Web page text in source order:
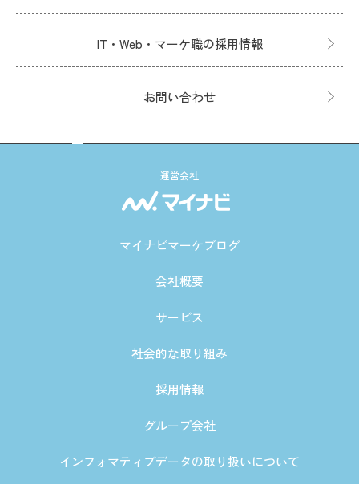
IT・Web・マーケ職の採用情報
お問い合わせ
運営会社
マイナビマーケブログ
会社概要
サービス
社会的な取り組み
採用情報
グループ会社
インフォマティブデータの取り扱いについて